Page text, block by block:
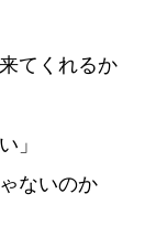
てくれるか
」
ないのか